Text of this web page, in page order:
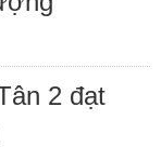
2 đạt